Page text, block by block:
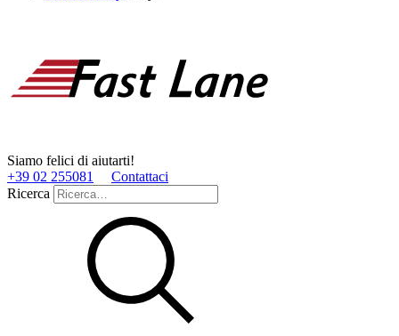
Siamo felici di aiutarti!
+39 02 255081
Contattaci
Ricerca